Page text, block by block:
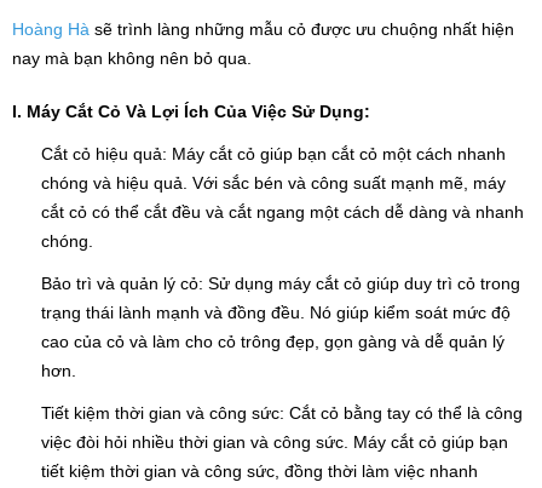
Hoàng Hà sẽ trình làng những mẫu cỏ được ưu chuộng nhất hiện
nay mà bạn không nên bỏ qua.
I. Máy Cắt Cỏ Và Lợi Ích Của Việc Sử Dụng:
Cắt cỏ hiệu quả: Máy cắt cỏ giúp bạn cắt cỏ một cách nhanh
chóng và hiệu quả. Với sắc bén và công suất mạnh mẽ, máy
cắt cỏ có thể cắt đều và cắt ngang một cách dễ dàng và nhanh
chóng.
Bảo trì và quản lý cỏ: Sử dụng máy cắt cỏ giúp duy trì cỏ trong
trạng thái lành mạnh và đồng đều. Nó giúp kiểm soát mức độ
cao của cỏ và làm cho cỏ trông đẹp, gọn gàng và dễ quản lý
hơn.
Tiết kiệm thời gian và công sức: Cắt cỏ bằng tay có thể là công
việc đòi hỏi nhiều thời gian và công sức. Máy cắt cỏ giúp bạn
tiết kiệm thời gian và công sức, đồng thời làm việc nhanh